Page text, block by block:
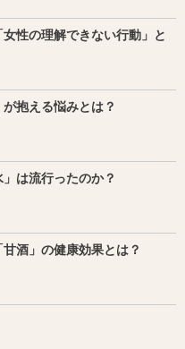
性の理解できない行動」と
抱える悩みとは？
は流行ったのか？
酒」の健康効果とは？